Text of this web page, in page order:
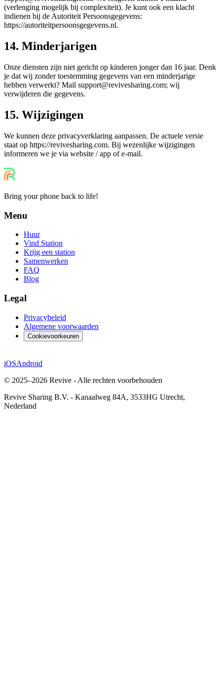
(verlenging mogelijk bij complexiteit). Je kunt ook een klacht
indienen bij de Autoriteit Persoonsgegevens:
https://autoriteitpersoonsgegevens.nl.
14. Minderjarigen
Onze diensten zijn niet gericht op kinderen jonger dan 16 jaar. Denk
je dat wij zonder toestemming gegevens van een minderjarige
hebben verwerkt? Mail support@revivesharing.com; wij
verwijderen die gegevens.
15. Wijzigingen
We kunnen deze privacyverklaring aanpassen. De actuele versie
staat op https://revivesharing.com. Bij wezenlijke wijzigingen
informeren we je via website / app of e-mail.
Bring your phone back to life!
Menu
Huur
Vind Station
Krijg een station
Samenwerken
FAQ
Blog
Legal
Privacybeleid
Algemene voorwaarden
Cookievoorkeuren
iOSAndroid
© 2025–2026 Revive - Alle rechten voorbehouden
Revive Sharing B.V. - Kanaalweg 84A, 3533HG Utrecht,
Nederland